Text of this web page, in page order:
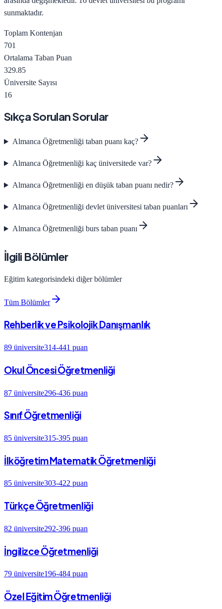
sunmaktadır.
Toplam Kontenjan
701
Ortalama Taban Puan
329.85
Üniversite Sayısı
16
Sıkça Sorulan Sorular
Almanca Öğretmenliği taban puanı kaç?
Almanca Öğretmenliği kaç üniversitede var?
Almanca Öğretmenliği en düşük taban puanı nedir?
Almanca Öğretmenliği devlet üniversitesi taban puanları
Almanca Öğretmenliği burs taban puanı
İlgili Bölümler
Eğitim kategorisindeki diğer bölümler
Tüm Bölümler
Rehberlik ve Psikolojik Danışmanlık
89 üniversite314-441 puan
Okul Öncesi Öğretmenliği
87 üniversite296-436 puan
Sınıf Öğretmenliği
85 üniversite315-395 puan
İlköğretim Matematik Öğretmenliği
85 üniversite303-422 puan
Türkçe Öğretmenliği
82 üniversite292-396 puan
İngilizce Öğretmenliği
79 üniversite196-484 puan
Özel Eğitim Öğretmenliği